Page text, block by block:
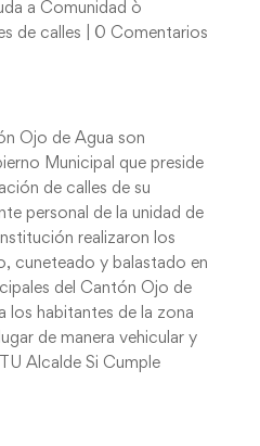
a Comunidad ò
de calles 0 Comentarios
Ojo de Agua son
Municipal que preside
de calles de su
personal de la unidad de
realizaron los
cuneteado y balastado en
del Cantón Ojo de
los habitantes de la zona
de manera vehicular y
Alcalde Si Cumple